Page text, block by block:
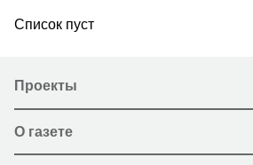
Список пуст
Проекты
О газете